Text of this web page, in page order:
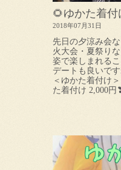
🌻ゆかた着
2018年07月31日
先日の夕涼み会
火大会・夏祭り
姿で楽しまれる
デートも良いで
＜ゆかた着付け
た着付け 2,000円